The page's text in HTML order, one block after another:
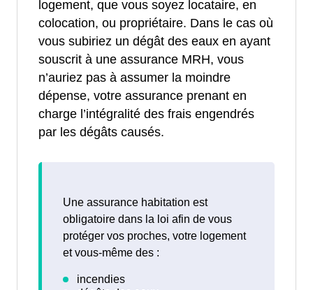
logement, que vous soyez locataire, en
colocation, ou propriétaire. Dans le cas où
vous subiriez un dégât des eaux en ayant
souscrit à une assurance MRH, vous
n’auriez pas à assumer la moindre
dépense, votre assurance prenant en
charge l’intégralité des frais engendrés
par les dégâts causés.
Une assurance habitation est
obligatoire dans la loi afin de vous
protéger vos proches, votre logement
et vous-même des :